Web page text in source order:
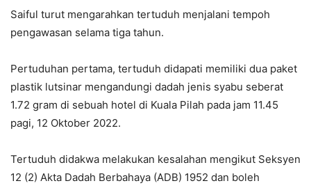
Saiful turut mengarahkan tertuduh menjalani tempoh
pengawasan selama tiga tahun.
Pertuduhan pertama, tertuduh didapati memiliki dua paket
plastik lutsinar mengandungi dadah jenis syabu seberat
1.72 gram di sebuah hotel di Kuala Pilah pada jam 11.45
pagi, 12 Oktober 2022.
Tertuduh didakwa melakukan kesalahan mengikut Seksyen
12 (2) Akta Dadah Berbahaya (ADB) 1952 dan boleh